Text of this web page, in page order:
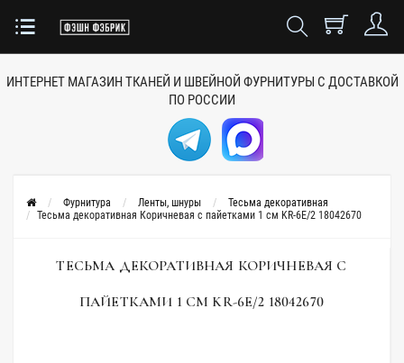
ИНТЕРНЕТ МАГАЗИН ТКАНЕЙ И ШВЕЙНОЙ ФУРНИТУРЫ С ДОСТАВКОЙ
ПО РОССИИ
Фурнитура Ленты, шнуры
Тесьма декоративная
Тесьма декоративная Коричневая с пайетками 1 см KR-6E/2 18042670
ТЕСЬМА ДЕКОРАТИВНАЯ КОРИЧНЕВАЯ С
ПАЙЕТКАМИ 1 СМ KR-6E/2 18042670